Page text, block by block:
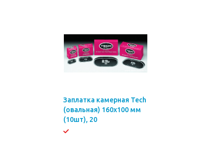
Заплатка камерная Tech
(овальная) 160х100 мм
(10шт), 20